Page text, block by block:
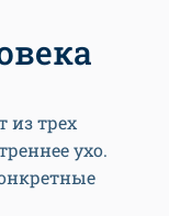
из трех
ухо.